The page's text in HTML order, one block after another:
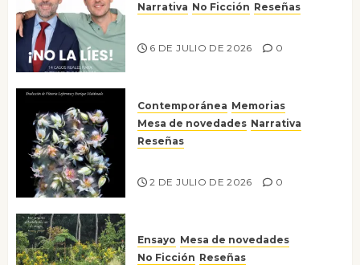
Narrativa No Ficción Reseñas
6 DE JULIO DE 2026 0
Contemporánea Memorias
Mesa de novedades Narrativa
Reseñas
2 DE JULIO DE 2026 0
Ensayo Mesa de novedades
No Ficción Reseñas